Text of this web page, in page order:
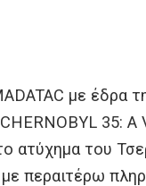
με έδρα
35:
ατύχημα του
περαιτέρω